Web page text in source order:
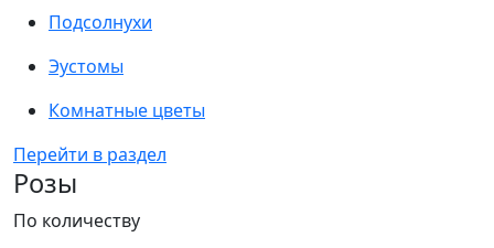
Подсолнухи
Эустомы
Комнатные цветы
Перейти в раздел
Розы
По количеству